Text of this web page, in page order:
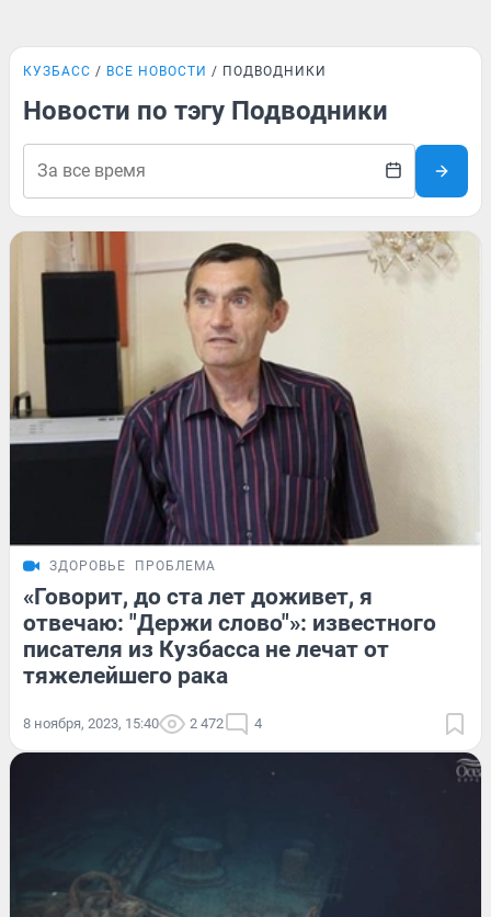
КУЗБАСС ВСЕ НОВОСТИ ПОДВОДНИКИ
Новости по тэгу Подводники
ЗДОРОВЬЕ ПРОБЛЕМА
«Говорит, до ста лет доживет, я
отвечаю: "Держи слово"»: известного
писателя из Кузбасса не лечат от
тяжелейшего рака
8 ноября, 2023, 15:40 2 472 4